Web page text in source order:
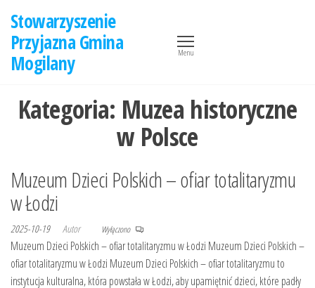
treści
Stowarzyszenie
Przyjazna Gmina
Mogilany
Menu
Kategoria: Muzea historyczne
w Polsce
Muzeum Dzieci Polskich – ofiar totalitaryzmu
w Łodzi
2025-10-19 Autor Wyłączono
Muzeum Dzieci Polskich – ofiar totalitaryzmu w Łodzi Muzeum Dzieci Polskich –
ofiar totalitaryzmu w Łodzi Muzeum Dzieci Polskich – ofiar totalitaryzmu to
instytucja kulturalna, która powstała w Łodzi, aby upamiętnić dzieci, które padły